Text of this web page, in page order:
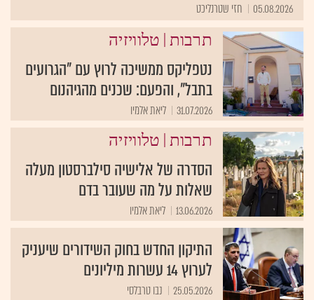
05.08.2026 חזי שטרנליכט
תרבות | טלוויזיה
נטפליקס ממשיכה לרוץ עם "הגרועים
בתבל", והפעם: שכנים מהגיהנום
31.07.2026 ליאת אלמיו
תרבות | טלוויזיה
הסדרה של אלישיה סילברסטון מעלה
שאלות על מה שעובר בדם
13.06.2026 ליאת אלמיו
התיקון החדש בחוק השידורים שיעניק
לערוץ 14 עשרות מיליונים
25.05.2026 נבו טרבלסי